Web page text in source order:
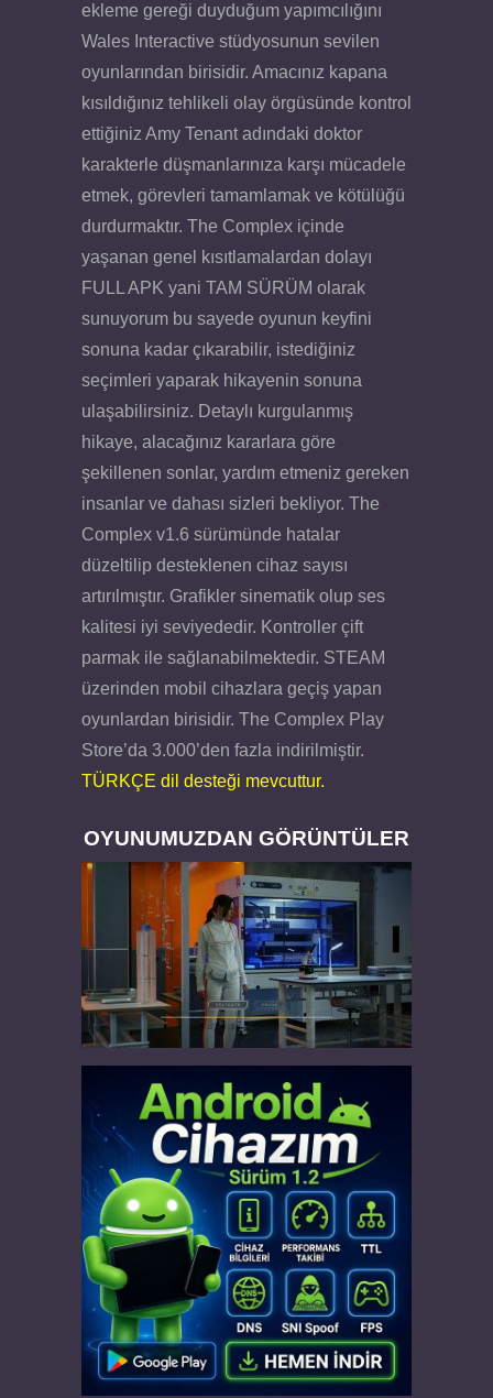
ekleme gereği duyduğum yapımcılığını
Wales Interactive stüdyosunun sevilen
oyunlarından birisidir. Amacınız kapana
kısıldığınız tehlikeli olay örgüsünde kontrol
ettiğiniz Amy Tenant adındaki doktor
karakterle düşmanlarınıza karşı mücadele
etmek, görevleri tamamlamak ve kötülüğü
durdurmaktır. The Complex içinde
yaşanan genel kısıtlamalardan dolayı
FULL APK yani TAM SÜRÜM olarak
sunuyorum bu sayede oyunun keyfini
sonuna kadar çıkarabilir, istediğiniz
seçimleri yaparak hikayenin sonuna
ulaşabilirsiniz. Detaylı kurgulanmış
hikaye, alacağınız kararlara göre
şekillenen sonlar, yardım etmeniz gereken
insanlar ve dahası sizleri bekliyor. The
Complex v1.6 sürümünde hatalar
düzeltilip desteklenen cihaz sayısı
artırılmıştır. Grafikler sinematik olup ses
kalitesi iyi seviyededir. Kontroller çift
parmak ile sağlanabilmektedir. STEAM
üzerinden mobil cihazlara geçiş yapan
oyunlardan birisidir. The Complex Play
Store’da 3.000’den fazla indirilmiştir.
TÜRKÇE dil desteği mevcuttur.
OYUNUMUZDAN GÖRÜNTÜLER